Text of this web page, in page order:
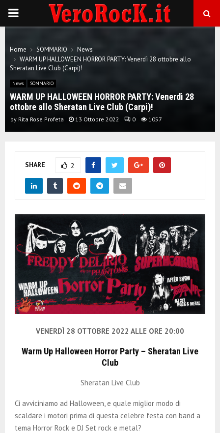
P
I
M
A
Home SOMMARIO
News
WARM UP HALLOWEEN HORROR PARTY: Venerdì 28 ottobre allo
Sheratan Live Club (Carpi)!
News SOMMARIO
WARM UP HALLOWEEN HORROR PARTY: Venerdì 28
ottobre allo Sheratan Live Club (Carpi)!
by Rita Rose Profeta 13 Ottobre 2022 0 1057
SHARE 2
VENERDÌ 28 OTTOBRE 2022 ALLE ORE 20:00
Warm Up Halloween Horror Party – Sheratan Live
Club
Sheratan Live Club
Ci avviciniamo ad Halloween, e quale miglior modo di
scaldare i motori prima di questa celebre festa con band a
tema Horror Rock e DJ Set rock e metal?